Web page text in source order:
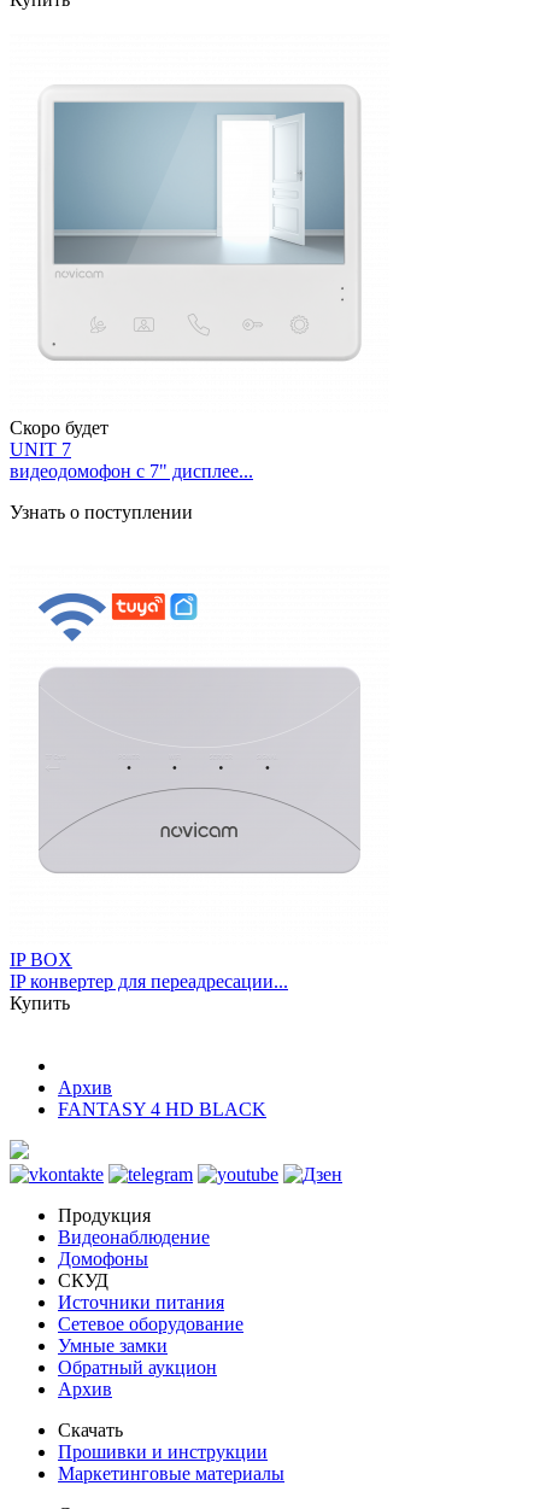
Скоро будет
UNIT 7
видеодомофон с 7" дисплее...
Узнать о поступлении
IP BOX
IP конвертер для переадресации...
Купить
Архив
FANTASY 4 HD BLACK
Продукция
Видеонаблюдение
Домофоны
СКУД
Источники питания
Сетевое оборудование
Умные замки
Обратный аукцион
Архив
Скачать
Прошивки и инструкции
Маркетинговые материалы